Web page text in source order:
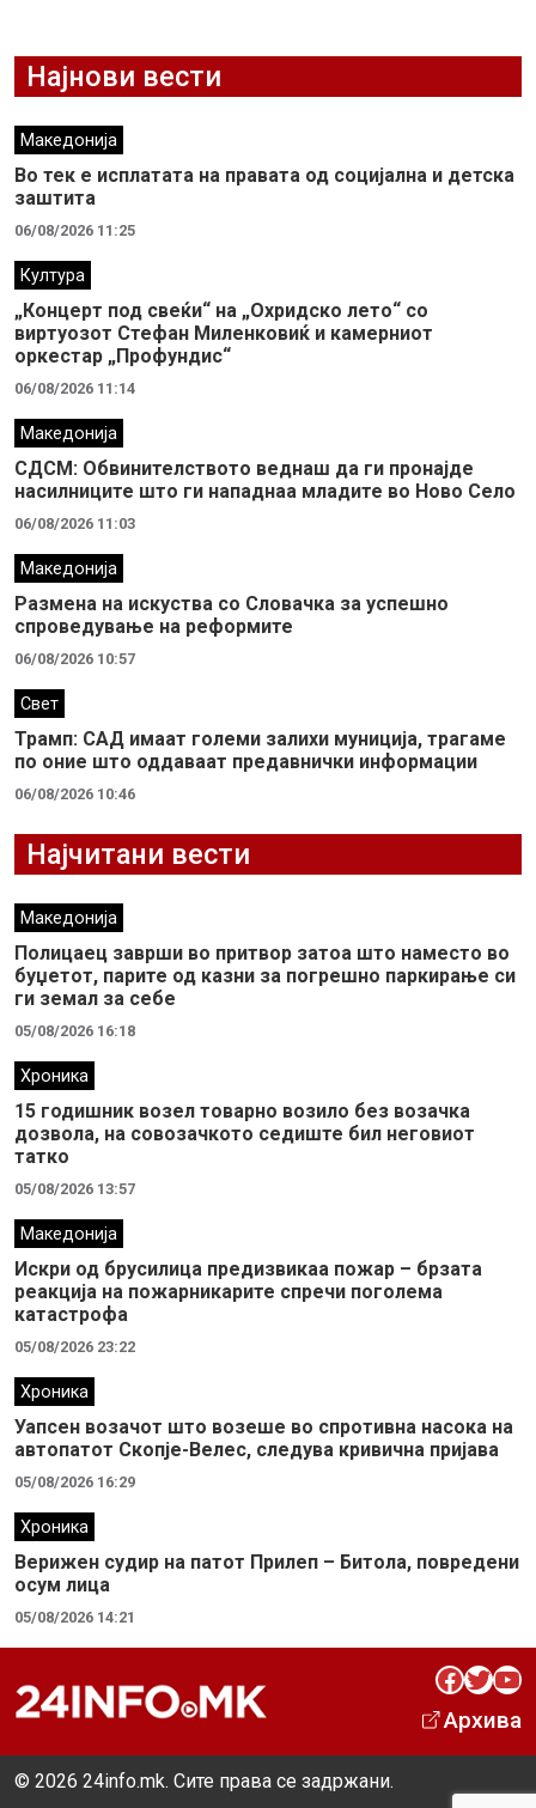
Најнови вести
Македонија
Во тек е исплатата на правата од социјална и детска
заштита
06/08/2026 11:25
Култура
„Концерт под свеќи“ на „Охридско лето“ со
виртуозот Стефан Миленковиќ и камерниот
оркестар „Профундис“
06/08/2026 11:14
Македонија
СДСМ: Обвинителството веднаш да ги пронајде
насилниците што ги нападнаа младите во Ново Село
06/08/2026 11:03
Македонија
Размена на искуства со Словачка за успешно
спроведување на реформите
06/08/2026 10:57
Свет
Трамп: САД имаат големи залихи муниција, трагаме
по оние што оддаваат предавнички информации
06/08/2026 10:46
Најчитани вести
Македонија
Полицаец заврши во притвор затоа што наместо во
буџетот, парите од казни за погрешно паркирање си
ги земал за себе
05/08/2026 16:18
Хроника
15 годишник возел товарно возило без возачка
дозвола, на совозачкото седиште бил неговиот
татко
05/08/2026 13:57
Македонија
Искри од брусилица предизвикаа пожар – брзата
реакција на пожарникарите спречи поголема
катастрофа
05/08/2026 23:22
Хроника
Уапсен возачот што возеше во спротивна насока на
автопатот Скопје-Велес, следува кривична пријава
05/08/2026 16:29
Хроника
Верижен судир на патот Прилеп – Битола, повредени
осум лица
05/08/2026 14:21
Facebook Twitter YouTube
Архива
© 2026 24info.mk. Сите права се задржани.